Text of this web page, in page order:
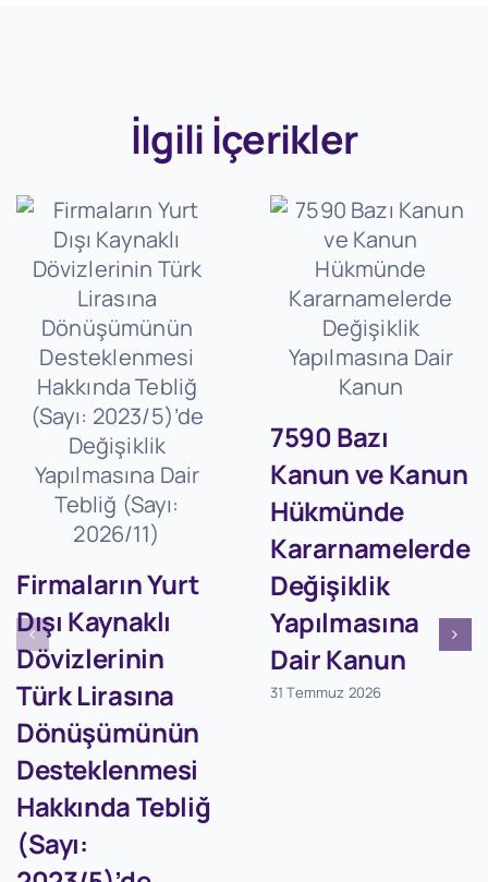
İlgili İçerikler
Firmaların Yurt
Dışı Kaynaklı
Dövizlerinin
Türk Lirasına
Dönüşümünün
Desteklenmesi
Hakkında Tebliğ
(Sayı:
7590 Bazı
Kanun ve Kanun
Hükmünde
Kararnamelerde
Değişiklik
Yapılmasına
Dair Kanun
31 Temmuz 2026